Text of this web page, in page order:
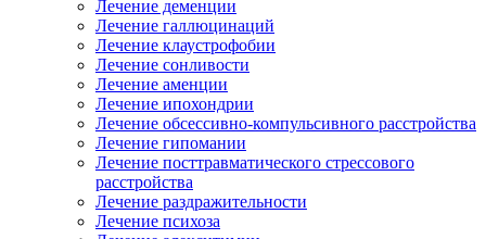
Лечение деменции
Лечение галлюцинаций
Лечение клаустрофобии
Лечение сонливости
Лечение аменции
Лечение ипохондрии
Лечение обсессивно-компульсивного расстройства
Лечение гипомании
Лечение посттравматического стрессового
расстройства
Лечение раздражительности
Лечение психоза